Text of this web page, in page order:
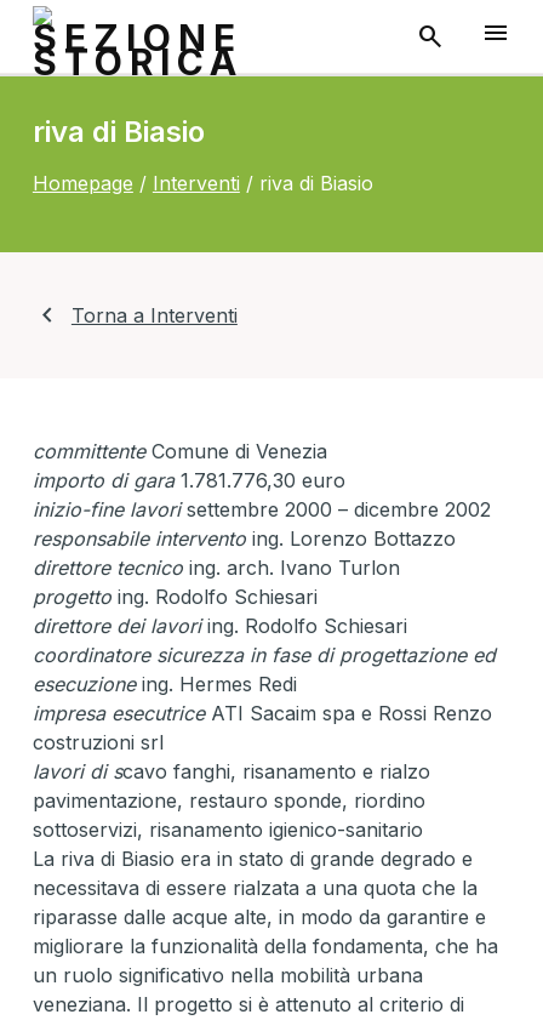
riva di Biasio
Homepage / Interventi / riva di Biasio
chevron_left Torna a Interventi
committenteComune di Venezia
importo di gara1.781.776,30 euro
inizio-fine lavorisettembre 2000 – dicembre 2002
responsabile interventoing. Lorenzo Bottazzo
direttore tecnicoing. arch. Ivano Turlon
progettoing. Rodolfo Schiesari
direttore dei lavoriing. Rodolfo Schiesari
coordinatore sicurezza in fase di progettazione ed
esecuzioneing. Hermes Redi
impresa esecutriceATI Sacaim spa e Rossi Renzo
costruzioni srl
lavori di scavo fanghi, risanamento e rialzo
pavimentazione, restauro sponde, riordino
sottoservizi, risanamento igienico-sanitario
La riva di Biasio era in stato di grande degrado e
necessitava di essere rialzata a una quota che la
riparasse dalle acque alte, in modo da garantire e
migliorare la funzionalità della fondamenta, che ha
un ruolo significativo nella mobilità urbana
veneziana. Il progetto si è attenuto al criterio di